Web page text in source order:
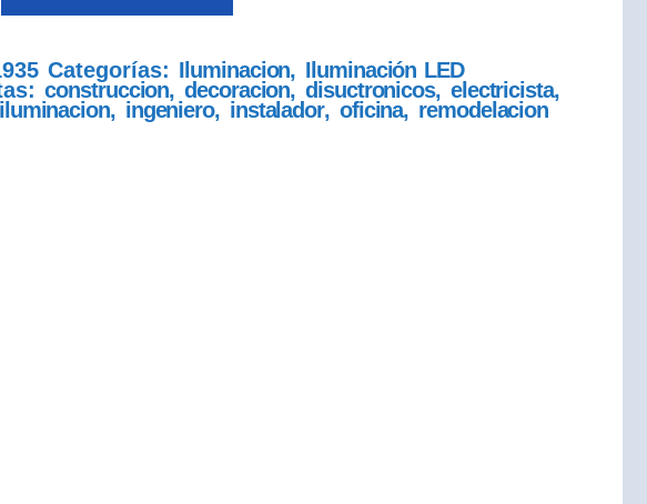
Categorías: Iluminacion, Iluminación LED
construccion,decoracion,disuctronicos, electricista,
iluminacion, ingeniero, instalador, oficina, remodelacion